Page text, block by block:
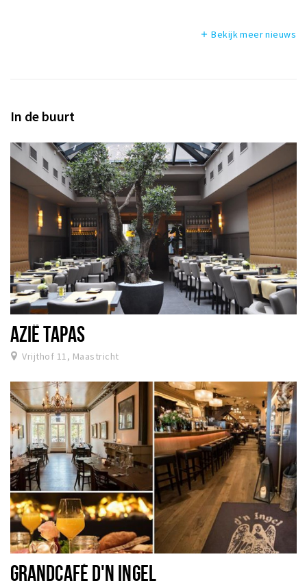
add Bekijk meer nieuws
In de buurt
AZIË TAPAS
Vrijthof 11, Maastricht
GRANDCAFÉ D'N INGEL